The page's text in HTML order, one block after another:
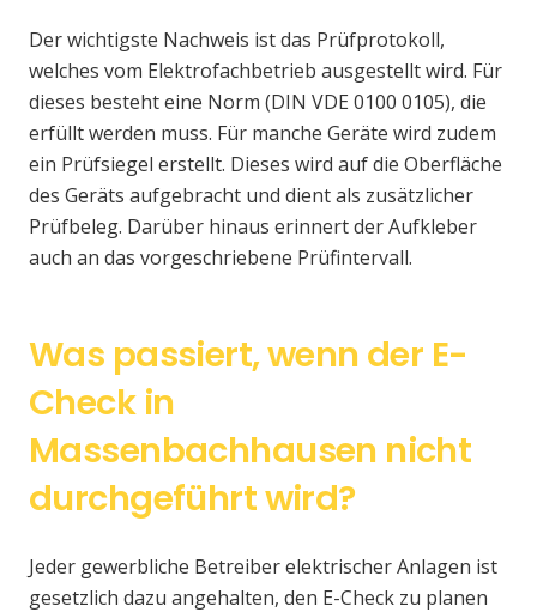
Der wichtigste Nachweis ist das Prüfprotokoll,
welches vom Elektrofachbetrieb ausgestellt wird. Für
dieses besteht eine Norm (DIN VDE 0100 0105), die
erfüllt werden muss. Für manche Geräte wird zudem
ein Prüfsiegel erstellt. Dieses wird auf die Oberfläche
des Geräts aufgebracht und dient als zusätzlicher
Prüfbeleg. Darüber hinaus erinnert der Aufkleber
auch an das vorgeschriebene Prüfintervall.
Was passiert, wenn der E-
Check in
Massenbachhausen nicht
durchgeführt wird?
Jeder gewerbliche Betreiber elektrischer Anlagen ist
gesetzlich dazu angehalten, den E-Check zu planen